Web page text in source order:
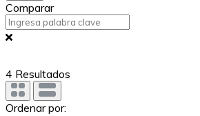
Comparar
4 Resultados
Ordenar por: